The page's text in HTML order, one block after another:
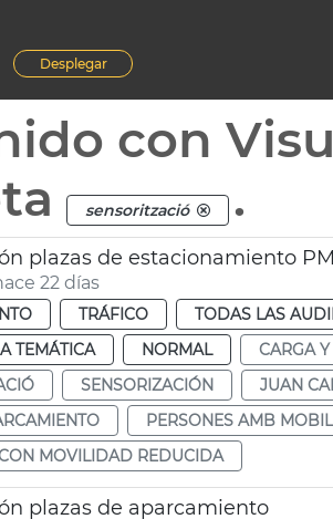
Desplegar
con
sensorització .
plazas de estacionamiento
22 días
TRÁFICO TODAS LAS
TEMÁTICA
NORMAL CARGA
SENSORIZACIÓN JUAN
PERSONES AMB
MOVILIDAD REDUCIDA
plazas de aparcamiento